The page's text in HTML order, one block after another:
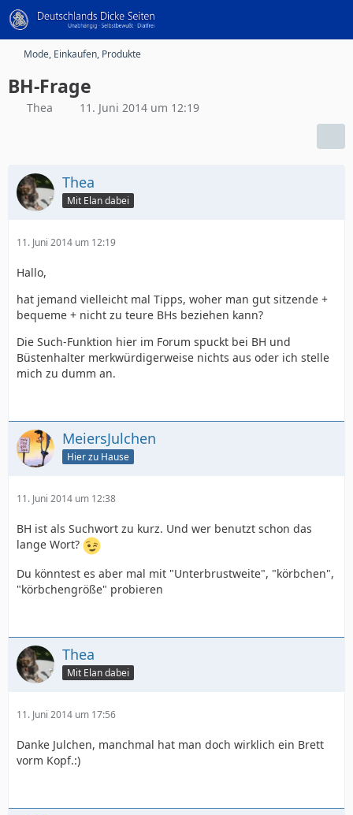
Mode, Einkaufen, Produkte
BH-Frage
Thea 11. Juni 2014 um 12:19
Thea
Mit Elan dabei
11. Juni 2014 um 12:19
Hallo,
hat jemand vielleicht mal Tipps, woher man gut sitzende +
bequeme + nicht zu teure BHs beziehen kann?
Die Such-Funktion hier im Forum spuckt bei BH und
Büstenhalter merkwürdigerweise nichts aus oder ich stelle
mich zu dumm an.
MeiersJulchen
Hier zu Hause
11. Juni 2014 um 12:38
BH ist als Suchwort zu kurz. Und wer benutzt schon das
lange Wort?
Du könntest es aber mal mit "Unterbrustweite", "körbchen",
"körbchengröße" probieren
Thea
Mit Elan dabei
11. Juni 2014 um 17:56
Danke Julchen, manchmal hat man doch wirklich ein Brett
vorm Kopf.:)